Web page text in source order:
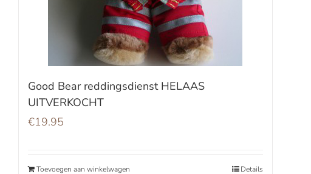
Good Bear reddingsdienst HELAAS
UITVERKOCHT
€19.95
Toevoegen aan winkelwagen Details